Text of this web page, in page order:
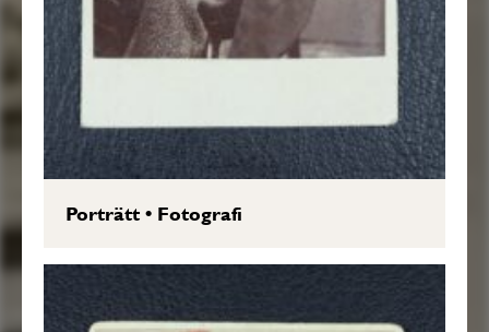
Porträtt• Fotografi